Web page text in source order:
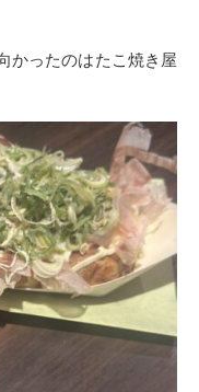
かったのはたこ焼き屋